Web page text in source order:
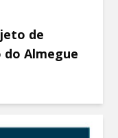
de
do Almegue